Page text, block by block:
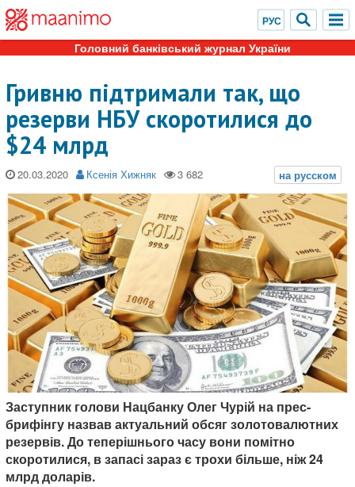
Головний банківський журнал України
Гривню підтримали так, що
резерви НБУ скоротилися до
$24 млрд
20.03.2020 Ксенія Хижняк
Заступник голови Нацбанку Олег Чурій на прес-
брифінгу назвав актуальний обсяг золотовалютних
резервів. До теперішнього часу вони помітно
скоротилися, в запасі зараз є трохи більше, ніж 24
млрд доларів.